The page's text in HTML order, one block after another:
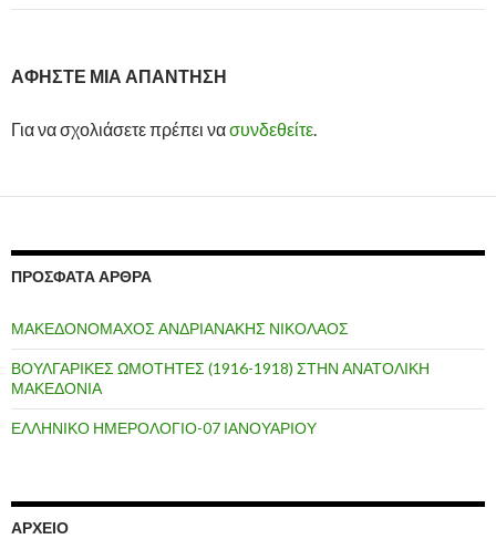
ΑΦΉΣΤΕ ΜΙΑ ΑΠΆΝΤΗΣΗ
Για να σχολιάσετε πρέπει νασυνδεθείτε.
ΠΡΌΣΦΑΤΑ ΆΡΘΡΑ
ΜΑΚΕΔΟΝΟΜΑΧΟΣ ΑΝΔΡΙΑΝΑΚΗΣ ΝΙΚΟΛΑΟΣ
ΒΟΥΛΓΑΡΙΚΕΣ ΩΜΟΤΗΤΕΣ (1916-1918) ΣΤΗΝ ΑΝΑΤΟΛΙΚΗ
ΜΑΚΕΔΟΝΙΑ
ΕΛΛΗΝΙΚΟ ΗΜΕΡΟΛΟΓΙΟ-07 ΙΑΝΟΥΑΡΙΟΥ
ΑΡΧΕΊΟ